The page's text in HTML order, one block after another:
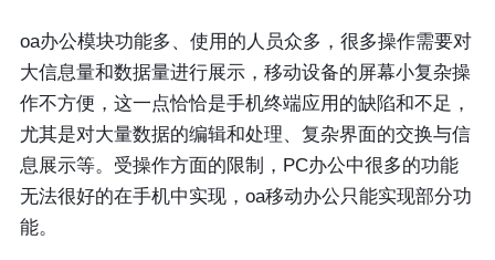
oa办公模块功能多、使用的人员众多，很多操作需要对
大信息量和数据量进行展示，移动设备的屏幕小复杂操
作不方便，这一点恰恰是手机终端应用的缺陷和不足，
尤其是对大量数据的编辑和处理、复杂界面的交换与信
息展示等。受操作方面的限制，PC办公中很多的功能
无法很好的在手机中实现，oa移动办公只能实现部分功
能。